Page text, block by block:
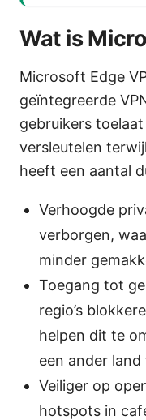
Wat is
Microsoft Edge
geïntegreerde
gebruikers
versleutelen
heeft een aantal
Verhoogde
verborgen,
minder
Toegang tot
regio’s
helpen dit te
een ander land
Veiliger op
hotspots in